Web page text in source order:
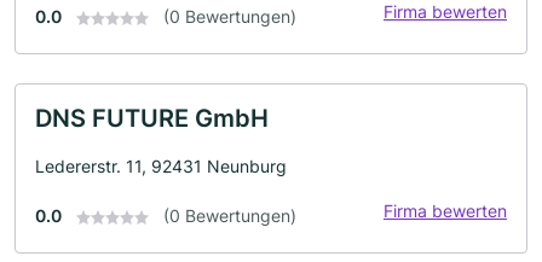
0.0 (0 Bewertungen) Firma bewerten
DNS FUTURE GmbH
Ledererstr. 11, 92431 Neunburg
0.0 (0 Bewertungen) Firma bewerten